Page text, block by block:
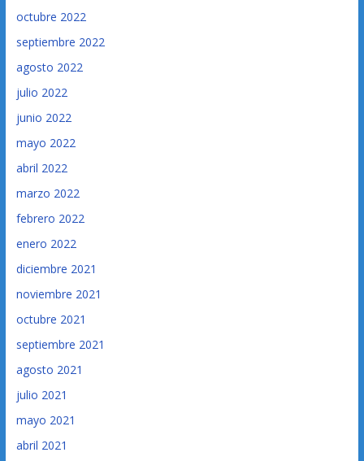
octubre 2022
septiembre 2022
agosto 2022
julio 2022
junio 2022
mayo 2022
abril 2022
marzo 2022
febrero 2022
enero 2022
diciembre 2021
noviembre 2021
octubre 2021
septiembre 2021
agosto 2021
julio 2021
mayo 2021
abril 2021